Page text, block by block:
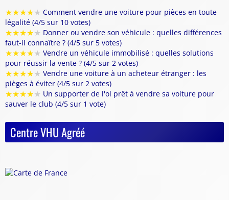
★★★★★ Comment vendre une voiture pour pièces en toute
légalité (4/5 sur 10 votes)
★★★★★ Donner ou vendre son véhicule : quelles différences
faut-il connaître ? (4/5 sur 5 votes)
★★★★★ Vendre un véhicule immobilisé : quelles solutions
pour réussir la vente ? (4/5 sur 2 votes)
★★★★★ Vendre une voiture à un acheteur étranger : les
pièges à éviter (4/5 sur 2 votes)
★★★★★ Un supporter de l'ol prêt à vendre sa voiture pour
sauver le club (4/5 sur 1 vote)
Centre VHU Agréé